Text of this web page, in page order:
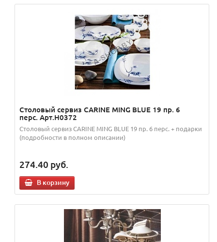
Столовый сервиз CARINE MING BLUE 19 пр. 6
перс. Арт.H0372
Столовый сервиз CARINE MING BLUE 19 пр. 6 перс. + подарки
(подробности в полном описании)
274.40 руб.
В корзину